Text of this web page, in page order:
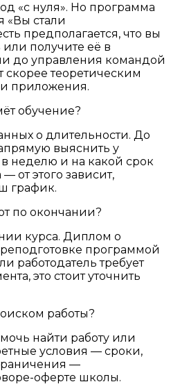
«с нуля». Но программа
«Вы стали
предполагается, что вы
получите её в
до управления командой
скорее теоретическим
приложения.
обучение?
о длительности. До
выяснить у
неделю и на какой срок
от этого зависит,
график.
по окончании?
курса. Диплом о
программой
работодатель требует
это стоит уточнить
работы?
найти работу или
условия — сроки,
—
оферте школы.